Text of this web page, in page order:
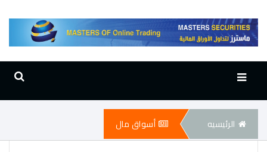
الرئيسيه أسواق مال